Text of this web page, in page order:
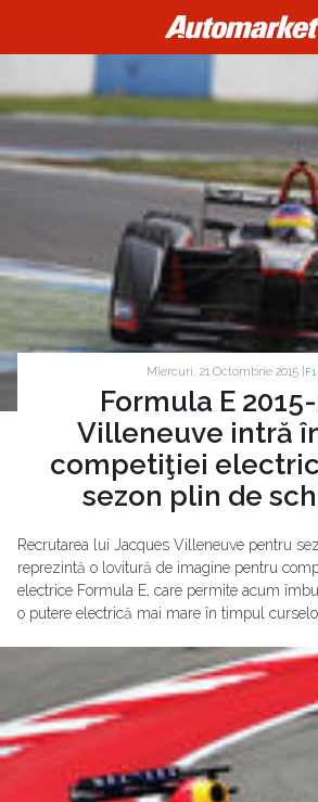
Miercuri, 21 Octombrie 2015 |
Formula E
Villeneuve intră
competiţiei
sezon plin de
Recrutarea lui Jacques Villeneuve pentru
reprezintă o lovitură de imagine pentru
electrice Formula E, care permite acum
o putere electrică mai mare în timpul